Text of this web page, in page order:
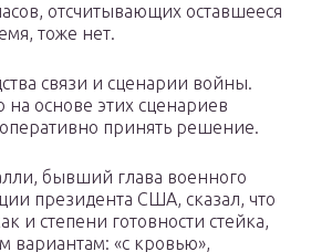
отсчитывающих оставшееся
тоже нет.
связи и сценарии войны.
на основе этих сценариев
принять решение.
бывший глава военного
президента США, сказал, что
и степени готовности стейка,
вариантам: «с кровью»,